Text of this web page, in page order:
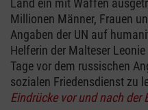
Land ein mit Waffen
Millionen Männer, Frauen
Angaben der UN auf
Helferin der Malteser
Tage vor dem russischen
sozialen Friedensdienst zu
Eindrücke vor und nach der